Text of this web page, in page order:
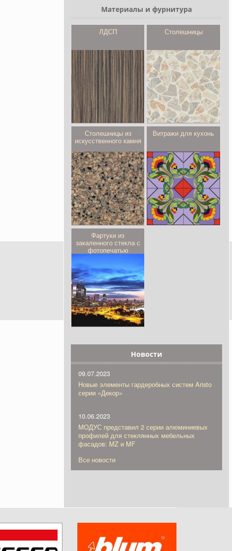
Материалы и фурнитура
ЛДСП Столешницы
Столешницы из
искусственного камня
Витражи для кухонь
Фартуки из
закаленного стекла с
фотопечатью
Новости
09.07.2023
Новые элементы гардеробных систем Aristo
серии «Декор»
10.06.2023
МОДУС представил 2 серии алюминиевых
профилей для стеклянных мебельных
фасадов: MZ и MF
Все новости